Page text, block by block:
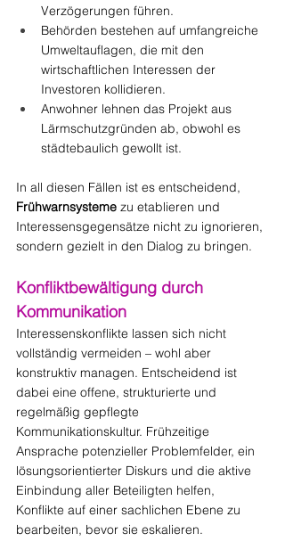
Verzögerungen führen.
Behörden bestehen auf umfangreiche
Umweltauflagen, die mit den
wirtschaftlichen Interessen der
Investoren kollidieren.
Anwohner lehnen das Projekt aus
Lärmschutzgründen ab, obwohl es
städtebaulich gewollt ist.
In all diesen Fällen ist es entscheidend,
Frühwarnsysteme zu etablieren und
Interessensgegensätze nicht zu ignorieren,
sondern gezielt in den Dialog zu bringen.
Konfliktbewältigung durch
Kommunikation
Interessenskonflikte lassen sich nicht
vollständig vermeiden – wohl aber
konstruktiv managen. Entscheidend ist
dabei eine offene, strukturierte und
regelmäßig gepflegte
Kommunikationskultur. Frühzeitige
Ansprache potenzieller Problemfelder, ein
lösungsorientierter Diskurs und die aktive
Einbindung aller Beteiligten helfen,
Konflikte auf einer sachlichen Ebene zu
bearbeiten, bevor sie eskalieren.